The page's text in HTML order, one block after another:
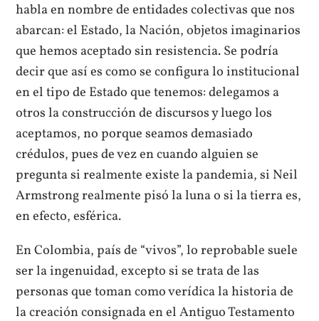
habla en nombre de entidades colectivas que nos
abarcan: el Estado, la Nación, objetos imaginarios
que hemos aceptado sin resistencia. Se podría
decir que así es como se configura lo institucional
en el tipo de Estado que tenemos: delegamos a
otros la construcción de discursos y luego los
aceptamos, no porque seamos demasiado
crédulos, pues de vez en cuando alguien se
pregunta si realmente existe la pandemia, si Neil
Armstrong realmente pisó la luna o si la tierra es,
en efecto, esférica.
En Colombia, país de “vivos”, lo reprobable suele
ser la ingenuidad, excepto si se trata de las
personas que toman como verídica la historia de
la creación consignada en el Antiguo Testamento